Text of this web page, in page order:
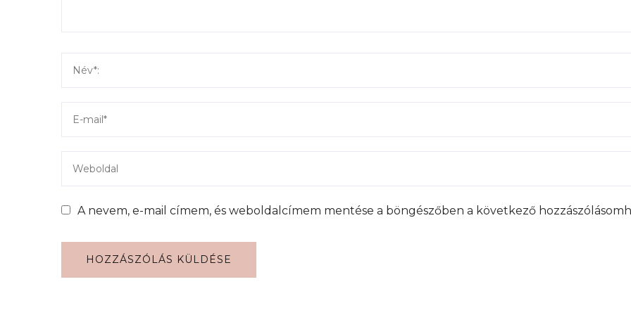
A nevem, e-mail címem, és weboldalcímem mentése a böngészőben a következő